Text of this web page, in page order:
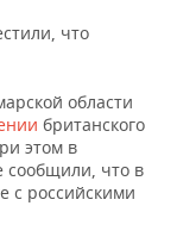
что
области
британского
этом в
сообщили, что в
с российскими